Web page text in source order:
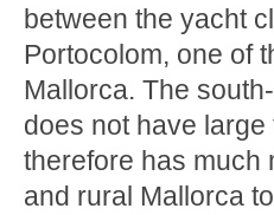
between the yacht
Portocolom, one of
Mallorca. The
does not have
therefore has much
and rural Mallorca